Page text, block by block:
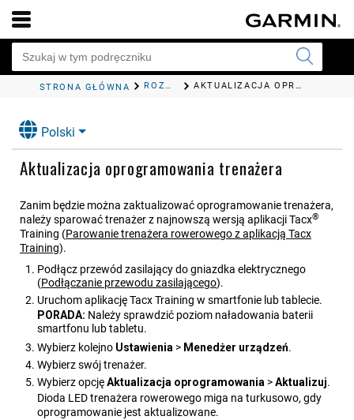
STRONA GŁÓWNA ROZWIĄZYWANIE PROBLEMÓW AKTUALIZACJA OPROGRAMOWANIA TRENAŻERA
Polski
Aktualizacja oprogramowania trenażera
Zanim będzie można zaktualizować oprogramowanie trenażera,
należy sparować trenażer z najnowszą wersją aplikacjiTacx®
Training (Parowanie trenażera rowerowego z aplikacją Tacx
Training).
Podłącz przewód zasilający do gniazdka elektrycznego
(Podłączanie przewodu zasilającego).
Uruchom aplikacjęTacx Training w smartfonie lub tablecie.
PORADA: Należy sprawdzić poziom naładowania baterii
smartfonu lub tabletu.
Wybierz kolejno Ustawienia > Menedżer urządzeń.
Wybierz swój trenażer.
Wybierz opcjęAktualizacja oprogramowania >Aktualizuj.
Dioda LED trenażera rowerowego miga na turkusowo, gdy
oprogramowanie jest aktualizowane.